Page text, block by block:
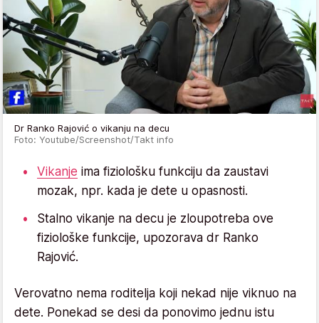
Dr Ranko Rajović o vikanju na decu
Foto: Youtube/Screenshot/Takt info
Vikanje ima fiziološku funkciju da zaustavi
mozak, npr. kada je dete u opasnosti.
Stalno vikanje na decu je zloupotreba ove
fiziološke funkcije, upozorava dr Ranko
Rajović.
Verovatno nema roditelja koji nekad nije viknuo na
dete. Ponekad se desi da ponovimo jednu istu